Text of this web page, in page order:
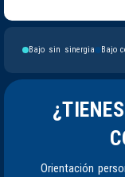
Bajo sin sinergia
Bajo
Orientación